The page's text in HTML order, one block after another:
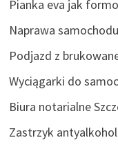
Pianka eva jak
Naprawa
Podjazd z
Wyciągarki do
Biura notarialne
Zastrzyk